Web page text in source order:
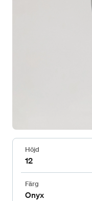
Höjd
12
Färg
Onyx